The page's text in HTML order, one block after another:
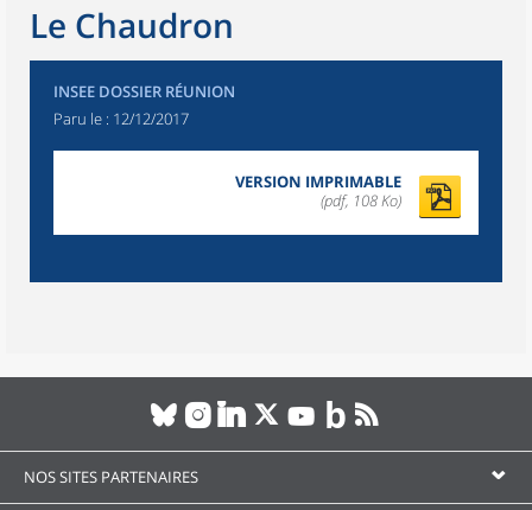
Le Chaudron
INSEE DOSSIER RÉUNION
Paru le : 12/12/2017
VERSION IMPRIMABLE
(pdf, 108 Ko)
NOS SITES PARTENAIRES